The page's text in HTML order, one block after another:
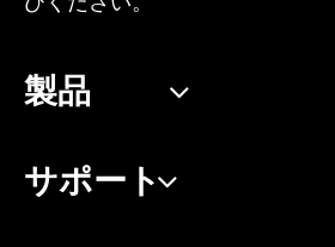
製品
サポート